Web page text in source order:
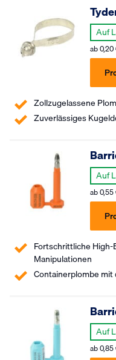
Zollzugelassene
Zuverlässiges
Auf
ab0,20
Fortschrittliche High-
Manipulationen
Containerplombe mit
Auf
ab0,55
Auf
ab0,85